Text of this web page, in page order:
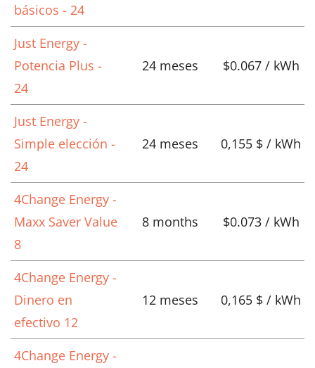
básicos - 24
Just Energy -
Potencia Plus -
24
24 meses $0.067 / kWh
Just Energy -
Simple elección -
24
24 meses 0,155 $ / kWh
4Change Energy -
Maxx Saver Value
8
8 months $0.073 / kWh
4Change Energy -
Dinero en
efectivo 12
12 meses 0,165 $ / kWh
4Change Energy -